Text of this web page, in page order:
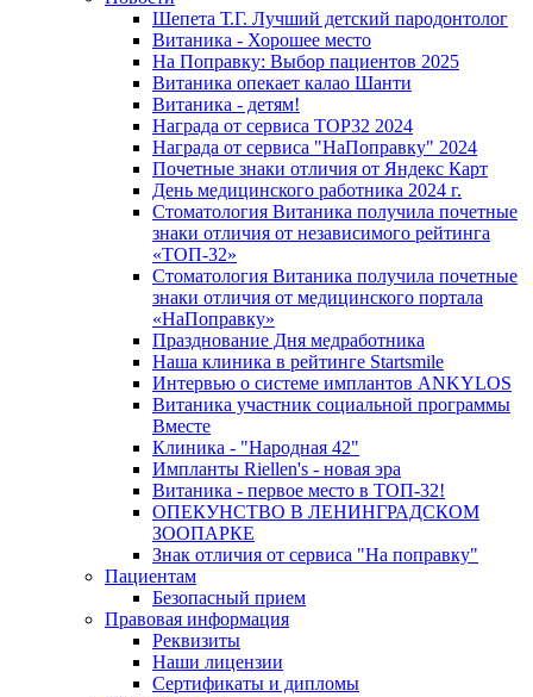
Шепета Т.Г. Лучший детский пародонтолог
Витаника - Хорошее место
На Поправку: Выбор пациентов 2025
Витаника опекает калао Шанти
Витаника - детям!
Награда от сервиса TOP32 2024
Награда от сервиса "НаПоправку" 2024
Почетные знаки отличия от Яндекс Карт
День медицинского работника 2024 г.
Стоматология Витаника получила почетные
знаки отличия от независимого рейтинга
«ТОП-32»
Стоматология Витаника получила почетные
знаки отличия от медицинского портала
«НаПоправку»
Празднование Дня медработника
Наша клиника в рейтинге Startsmile
Интервью о системе имплантов ANKYLOS
Витаника участник социальной программы
Вместе
Клиника - "Народная 42"
Импланты Riellen's - новая эра
Витаника - первое место в ТОП-32!
ОПЕКУНСТВО В ЛЕНИНГРАДСКОМ
ЗООПАРКЕ
Знак отличия от сервиса "На поправку"
Пациентам
Безопасный прием
Правовая информация
Реквизиты
Наши лицензии
Сертификаты и дипломы